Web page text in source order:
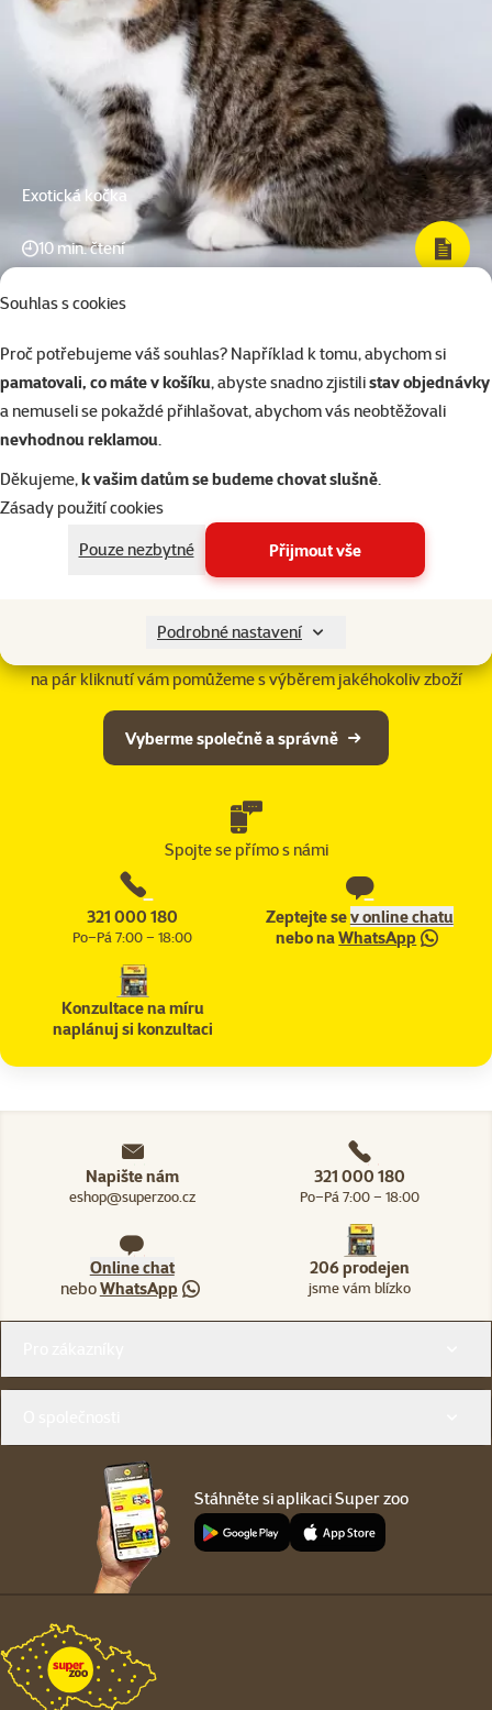
Souhlas s cookies
Proč potřebujeme váš souhlas? Například k tomu, abychom si
pamatovali, co máte v košíku, abyste snadno zjistilistav objednávky
a nemuseli se pokaždé přihlašovat, abychom vás neobtěžovali
nevhodnou reklamou.
Děkujeme,k vašim datům se budeme chovat slušně.
Zásady použití cookies
Pouze nezbytné
Přijmout vše
Podrobné nastavení
Exotická kočka
10 min. čtení
Siamské a
kočky
KrátkosrstéPolodlouhosrsté
Náš virtuální expert vám pomůže s výběrem
na pár kliknutí vám pomůžeme s výběrem jakéhokoliv zboží
Vyberme společně a správně
Spojte se přímo s námi
321 000 180
Po–Pá 7:00 – 18:00
Zeptejte sev online chatu
nebo naWhatsApp
Konzultace na míru
naplánuj si konzultaci
Napište nám
eshop@superzoo.cz
321 000 180
Po–Pá 7:00 – 18:00
Online chat
neboWhatsApp
206 prodejen
jsme vám blízko
Stáhněte si aplikaci Super zoo